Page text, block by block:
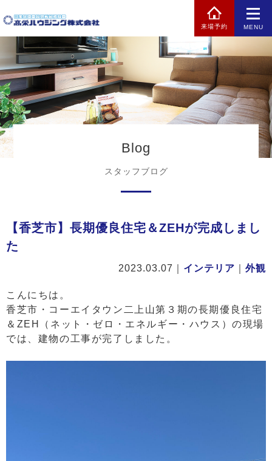
来場予約 MENU
Blog
スタッフブログ
【香芝市】長期優良住宅＆ZEHが完成しまし
た
2023.03.07 インテリア 外観
こんにちは。
香芝市・コーエイタウン二上山第３期の長期優良住宅
＆ZEH（ネット・ゼロ・エネルギー・ハウス）の現場
では、建物の工事が完了しました。